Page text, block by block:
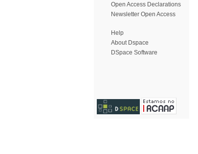
Open Access Declarations
Newsletter Open Access
Help
About Dspace
DSpace Software